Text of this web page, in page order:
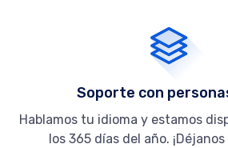
Soporte con
Hablamos tu idioma y estamos
los 365 días del año.